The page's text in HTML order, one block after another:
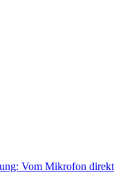
Vom Mikrofon direkt